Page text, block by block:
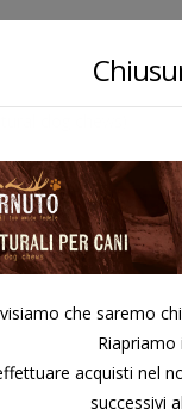
dog chews)
che saremo
Riapriamo
acquisti nel
successivi